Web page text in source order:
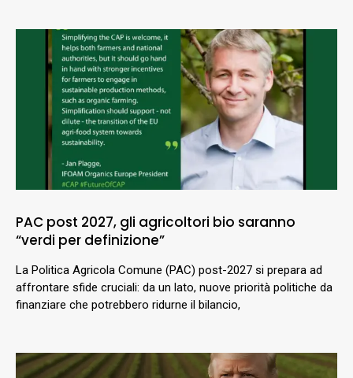
PAC post 2027, gli agricoltori bio saranno
“verdi per definizione”
La Politica Agricola Comune (PAC) post-2027 si prepara ad
affrontare sfide cruciali: da un lato, nuove priorità politiche da
finanziare che potrebbero ridurne il bilancio,